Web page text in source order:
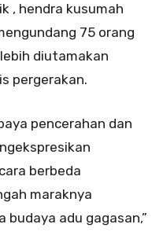
, hendra kusumah
75 orang
diutamakan
pergerakan.
pencerahan dan
berbeda
maraknya
adu gagasan,”